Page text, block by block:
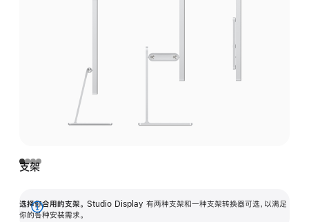
支架
选择你合用的支架。 Studio Display 有两种支架和一种支架转换器可选，以满足
你的各种安装需求。
展